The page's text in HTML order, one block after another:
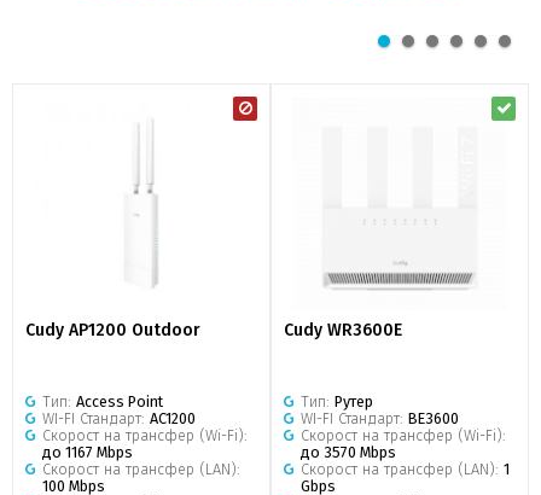
Cudy AP1200 Outdoor
Тип: Access Point
WI-FI Стандарт: AC1200
Скорост на трансфер (Wi-Fi):
до 1167 Mbps
Скорост на трансфер (LAN):
100 Mbps
Cudy WR3600E
Тип: Рутер
WI-FI Стандарт: BE3600
Скорост на трансфер (Wi-Fi):
до 3570 Mbps
Скорост на трансфер (LAN): 1
Gbps